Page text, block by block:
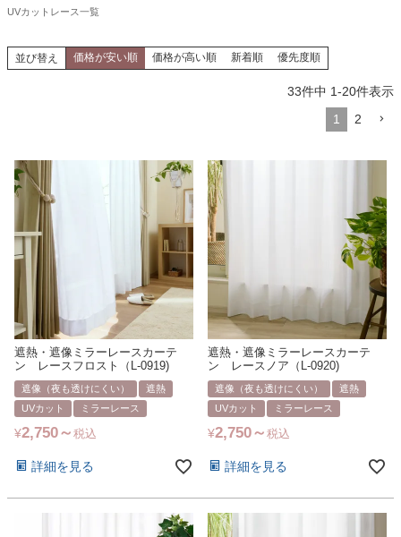
UVカットレース一覧
並び替え 価格が安い順 価格が高い順 新着順 優先度順
33件中 1-20件表示
1
2
遮熱・遮像ミラーレースカーテ
ン レースフロスト（L-0919)
遮像（夜も透けにくい）
遮熱
UVカット
ミラーレース
¥2,750 税込
詳細を見る
遮熱・遮像ミラーレースカーテ
ン レースノア（L-0920)
遮像（夜も透けにくい）
遮熱
UVカット
ミラーレース
¥2,750 税込
詳細を見る